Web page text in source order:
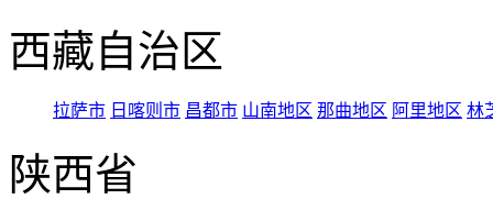
西藏自治区
拉萨市 日喀则市 昌都市 山南地区 那曲地区 阿里地区 林
陕西省